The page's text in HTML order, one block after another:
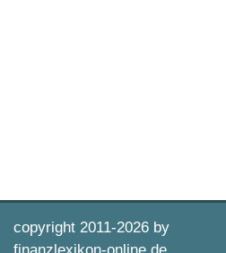
copyright 2011-2026 by